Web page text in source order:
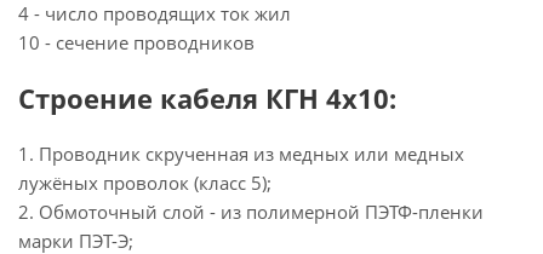
4 - число проводящих ток жил
10 - сечение проводников
Строение кабеля КГН 4х10:
1. Проводник скрученная из медных или медных
лужёных проволок (класс 5);
2. Обмоточный слой - из полимерной ПЭТФ-пленки
марки ПЭТ-Э;